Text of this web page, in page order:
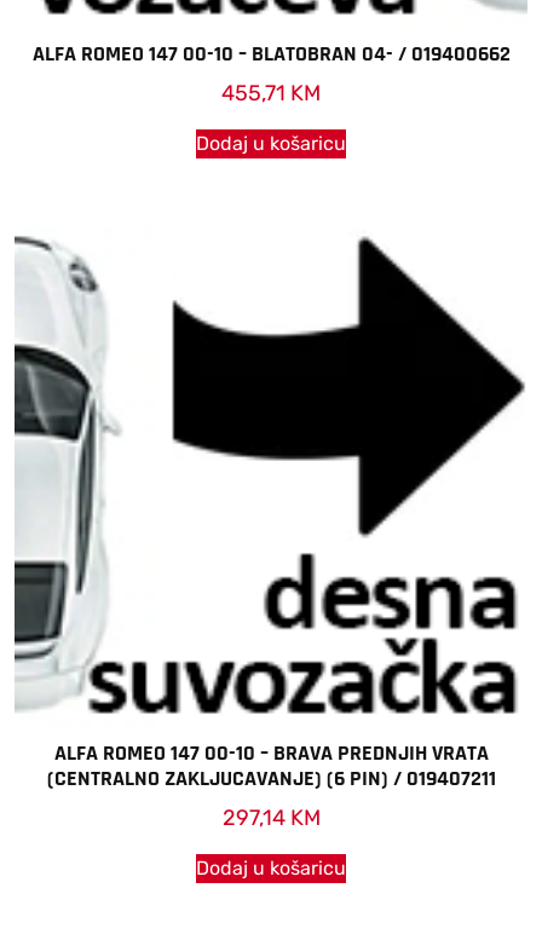
ALFA ROMEO 147 00-10 – BLATOBRAN 04- / 019400662
455,71 KM
Dodaj u košaricu
ALFA ROMEO 147 00-10 – BRAVA PREDNJIH VRATA
(CENTRALNO ZAKLJUCAVANJE) (6 PIN) / 019407211
297,14 KM
Dodaj u košaricu